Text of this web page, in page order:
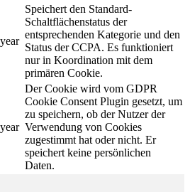
Speichert den Standard-
Schaltflächenstatus der
entsprechenden Kategorie und den
Status der CCPA. Es funktioniert
nur in Koordination mit dem
primären Cookie.
Der Cookie wird vom GDPR
Cookie Consent Plugin gesetzt, um
zu speichern, ob der Nutzer der
Verwendung von Cookies
zugestimmt hat oder nicht. Er
speichert keine persönlichen
Daten.